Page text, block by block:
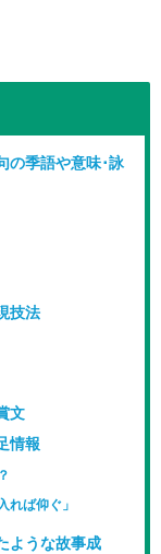
の季語や意味･詠
技法
文
情報
れば仰ぐ」
ような故事成